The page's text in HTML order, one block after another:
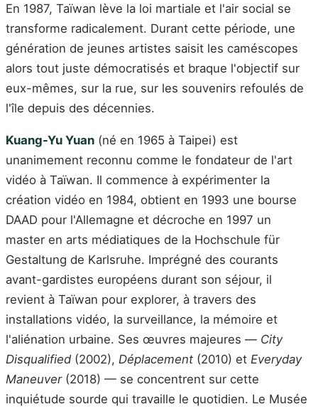
En 1987, Taïwan lève la loi martiale et l'air social se
transforme radicalement. Durant cette période, une
génération de jeunes artistes saisit les caméscopes
alors tout juste démocratisés et braque l'objectif sur
eux-mêmes, sur la rue, sur les souvenirs refoulés de
l'île depuis des décennies.
Kuang-Yu Yuan (né en 1965 à Taipei) est
unanimement reconnu comme le fondateur de l'art
vidéo à Taïwan. Il commence à expérimenter la
création vidéo en 1984, obtient en 1993 une bourse
DAAD pour l'Allemagne et décroche en 1997 un
master en arts médiatiques de la Hochschule für
Gestaltung de Karlsruhe. Imprégné des courants
avant-gardistes européens durant son séjour, il
revient à Taïwan pour explorer, à travers des
installations vidéo, la surveillance, la mémoire et
l'aliénation urbaine. Ses œuvres majeures — City
Disqualified (2002), Déplacement (2010) et Everyday
Maneuver(2018) — se concentrent sur cette
inquiétude sourde qui travaille le quotidien. Le Musée